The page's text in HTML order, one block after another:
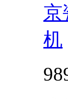
京
机